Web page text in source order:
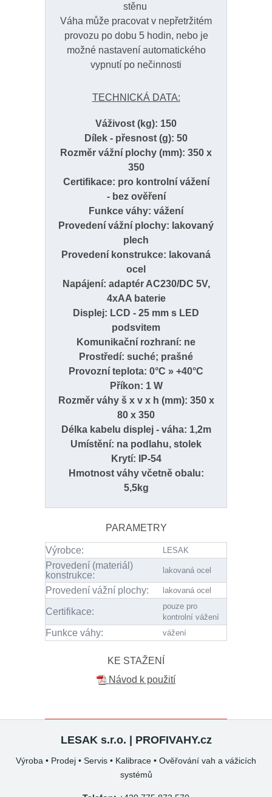
stěnu
Váha může pracovat v nepřetržitém
provozu po dobu 5 hodin, nebo je
možné nastavení automatického
vypnutí po nečinnosti
TECHNICKÁ DATA:
Váživost (kg): 150
Dílek - přesnost (g): 50
Rozměr vážní plochy (mm): 350 x
350
Certifikace: pro kontrolní vážení
- bez ověření
Funkce váhy: vážení
Provedení vážní plochy: lakovaný
plech
Provedení konstrukce: lakovaná
ocel
Napájení: adaptér AC230/DC 5V,
4xAA baterie
Displej: LCD - 25 mm s LED
podsvitem
Komunikační rozhraní: ne
Prostředí: suché; prašné
Provozní teplota: 0°C » +40°C
Příkon: 1 W
Rozměr váhy š x v x h (mm): 350 x
80 x 350
Délka kabelu displej - váha: 1,2m
Umístění: na podlahu, stolek
Krytí: IP-54
Hmotnost váhy včetně obalu:
5,5kg
PARAMETRY
Výrobce: LESAK
Provedení (materiál)
konstrukce:
lakovaná ocel
Provedení vážní plochy: lakovaná ocel
Certifikace:
pouze pro
kontrolní vážení
Funkce váhy: vážení
KE STAŽENÍ
Návod k použití
LESAK s.r.o. | PROFIVAHY.cz
Výroba • Prodej • Servis • Kalibrace • Ověřování vah a vážicích
systémů